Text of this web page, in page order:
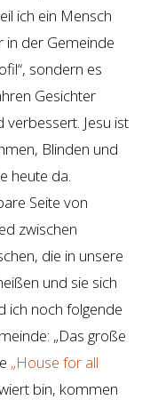
ich ein Mensch
in der Gemeinde
sondern es
Gesichter
verbessert. Jesu ist
Blinden und
heute da.
Seite von
zwischen
die in unsere
und sie sich
ich noch folgende
„Das große
„House for all
bin, kommen